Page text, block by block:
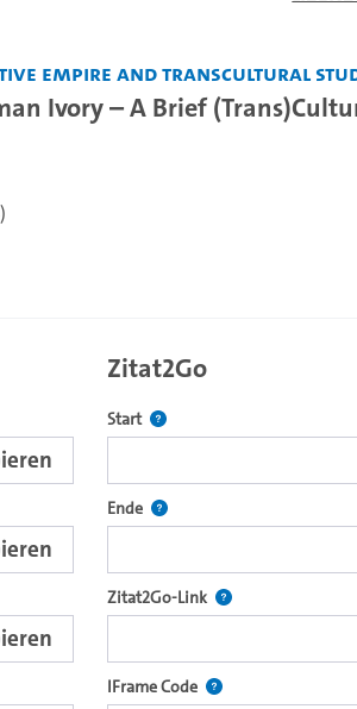
Empire and Transcultural
Ivory – A Brief
mit dem Lecture2Go-Videoplayer einzubetten.
das Video und die komplette Serie mit dem
an externe Web-Applikationen.
Zitat2Go
Start Definiert den Startpunkt für
Ende Definiert den Endpunkt für
Zitat2Go-Link Nach der Auswahl
IFrame Code Nutzen Sie diesen